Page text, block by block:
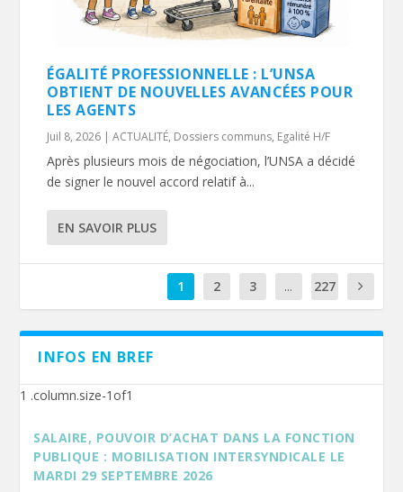
ÉGALITÉ PROFESSIONNELLE : L’UNSA
OBTIENT DE NOUVELLES AVANCÉES POUR
LES AGENTS
Juil 8, 2026 |ACTUALITÉ, Dossiers communs, Egalité H/F
Après plusieurs mois de négociation, l’UNSA a décidé
de signer le nouvel accord relatif à...
EN SAVOIR PLUS
1 2 3 ... 227
INFOS EN BREF
SALAIRE, POUVOIR D’ACHAT DANS LA FONCTION
PUBLIQUE : MOBILISATION INTERSYNDICALE LE
MARDI 29 SEPTEMBRE 2026